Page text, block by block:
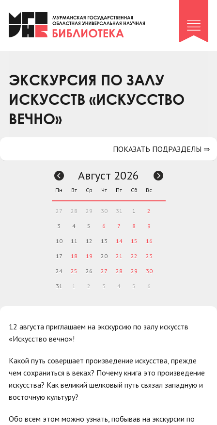
Клуб «Гиря и сельдерей»
Клуб «Семейный архив»
Коллегам
Контакты
ЭКСКУРСИЯ ПО ЗАЛУ
ИСКУССТВ «ИСКУССТВО
ВЕЧНО»
12 августа приглашаем на экскурсию по залу искусств
«Искусство вечно»!
Какой путь совершает произведение искусства, прежде
чем сохраниться в веках? Почему книга это произведение
искусства? Как великий шелковый путь связал западную и
восточную культуру?
Обо всем этом можно узнать, побывав на экскурсии по
ПОКАЗАТЬ ПОДРАЗДЕЛЫ ⇒
Август 2026
Пн Вт Ср Чт Пт Сб Вс
27 28 29 30 31 1 2
3 4 5 6 7 8 9
10 11 12 13 14 15 16
17 18 19 20 21 22 23
24 25 26 27 28 29 30
31 1 2 3 4 5 6